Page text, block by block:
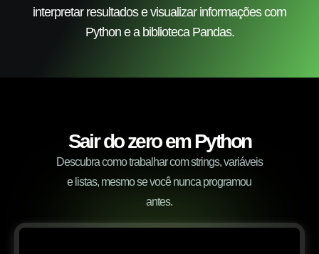
interpretar resultados e visualizar informações com
Python e a biblioteca Pandas.
Sair do zero em Python
Descubra como trabalhar com strings, variáveis
e listas, mesmo se você nunca programou
antes.